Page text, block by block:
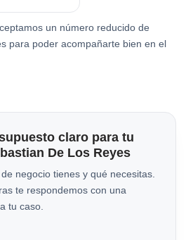
un número reducido de
para poder acompañarte bien en el
claro para tu
De Los Reyes
negocio tienes y qué necesitas.
te respondemos con una
tu caso.